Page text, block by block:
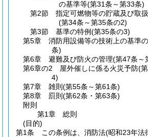
の基準等(第31条～第33条)
第2節
指定可燃物等の貯蔵及び取
(第34条～第35条の2)
第3節
基準の特例(第35条の3)
第5章
消防用設備等の技術上の基準
条)
第6章
避難及び防火の管理(第47条～
第6章の2
屋外催しに係る火災予防(
4)
第7章
雑則 (第55条～第61条)
第8章
罰則 (第62条・第63条)
附則
第1章
総則
(目的)
第1条
この条例は、消防法(昭和23年法